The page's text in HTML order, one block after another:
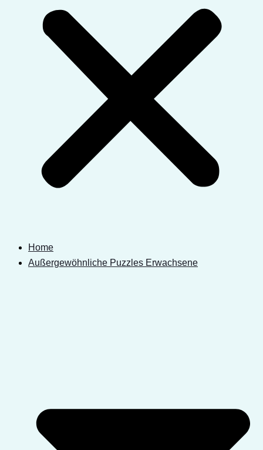
Home
Außergewöhnliche Puzzles Erwachsene